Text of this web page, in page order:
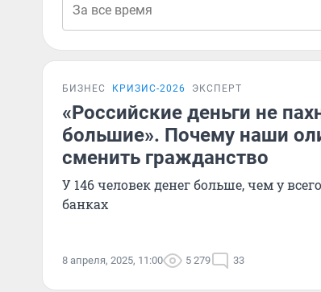
БИЗНЕС КРИЗИС-2026 ЭКСПЕРТ
«Российские деньги не
большие». Почему наши
сменить гражданство
У 146 человек денег больше, чем у
банках
8 апреля, 2025, 11:00 5 279 33